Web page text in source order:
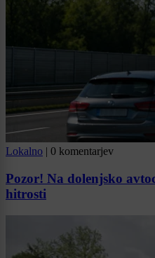
Lokalno | 0 komentarjev
Pozor! Na dolenjsko
hitrosti